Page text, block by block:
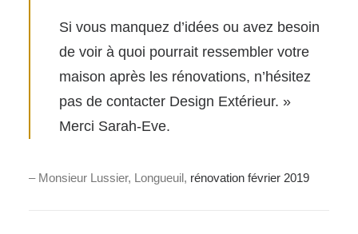
Si vous manquez d’idées ou avez besoin
de voir à quoi pourrait ressembler votre
maison après les rénovations, n’hésitez
pas de contacter Design Extérieur. »
Merci Sarah-Eve.
– Monsieur Lussier, Longueuil, rénovation février 2019